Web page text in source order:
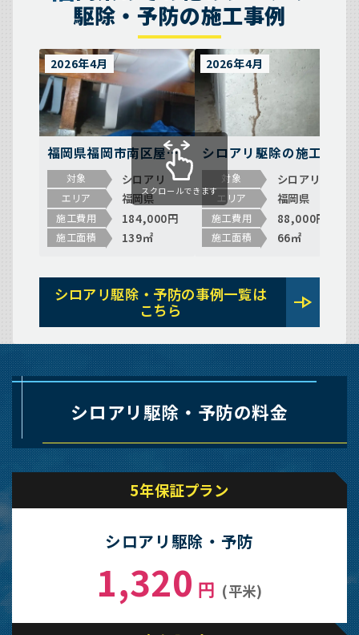
駆除・予防の施工事例
福岡県福岡市南区屋形
原でシロアリ駆除！築
年数53年の戸建てにヤ
マトシロアリが発生し
た事例
対象 シロアリ
エリア 福岡県
施工費用 184,000円
施工面積 139㎡
2026年4月
シロアリ駆除の施工事
例（福岡県福岡市西区
生の松原）
対象 シロアリ
エリア 福岡県
施工費用 88,000円
施工面積 66㎡
2026年4月
スクロールできます
シロアリ駆除・予防の事例一覧は
こちら
line_end_arrow
シロアリ駆除・予防の料金
5年保証プラン
シロアリ駆除・予防
1,320 円 (平米)